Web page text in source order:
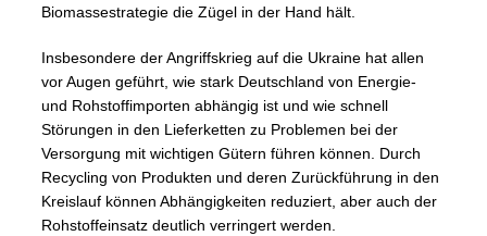
Biomassestrategie die Zügel in der Hand hält.
Insbesondere der Angriffskrieg auf die Ukraine hat allen
vor Augen geführt, wie stark Deutschland von Energie-
und Rohstoffimporten abhängig ist und wie schnell
Störungen in den Lieferketten zu Problemen bei der
Versorgung mit wichtigen Gütern führen können. Durch
Recycling von Produkten und deren Zurückführung in den
Kreislauf können Abhängigkeiten reduziert, aber auch der
Rohstoffeinsatz deutlich verringert werden.